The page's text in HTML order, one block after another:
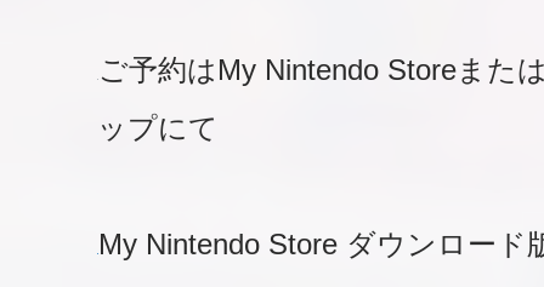
ご予約はMy Nintendo Storeまた
ップにて
My Nintendo Store ダウンロード